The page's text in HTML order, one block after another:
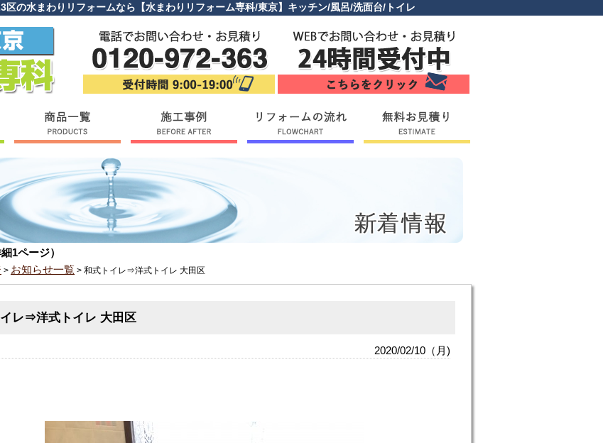
区の水まわりリフォームなら【水まわりリフォーム専科/東京】キッチン/風呂/洗面台/トイレ
1ページ）
> お知らせ一覧 > 和式トイレ⇒洋式トイレ 大田区
レ⇒洋式トイレ 大田区
2020/02/10（月)